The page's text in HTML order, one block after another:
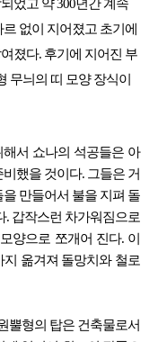
었고 약 300년간 계속
없이 지어졌고 초기에
졌다. 후기에 지어진 부
무늬의 띠 모양 장식이
서 쇼나의 석공들은 아
했을 것이다. 그들은 거
만들어서 불을 지펴 돌
. 갑작스런 차가워짐으로
양으로 쪼개어 진다. 이
옮겨져 돌망치와 철로
뿔형의 탑은 건축물로서